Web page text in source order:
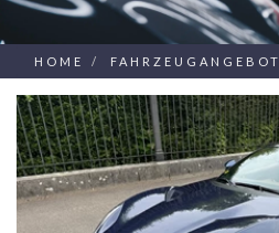
HOME FAHRZEUGANGEBOT